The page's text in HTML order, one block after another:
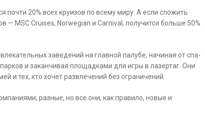
почти 20% всех круизов по всему миру. А если сложить
— MSC Cruises, Norwegian и Carnival, получится больше 50%
заведений на главной палубе, начиная от спа-
и заканчивая площадками для игры в лазертаг. Они
и тех, кто хочет развлечений без ограничений.
разные, но все они, как правило, новые и